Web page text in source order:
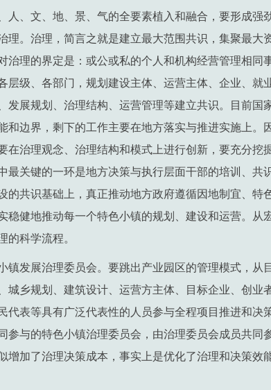
人、文、地、景、气的全要素植入和融合，要形成强
理。治理，简言之就是建立最大范围共识，集聚最大
治理的界定是：或公或私的个人和机构经营管理相同
层级、各部门，规划建设主体、运营主体、企业、就
发展规划、治理结构、运营管理等建立共识。目前国
和边界，剩下的工作主要在地方落实与推进实施上。
在治理观念、治理结构和模式上进行创新，要充分挖
最关键的一环是地方决策与执行层面干部的培训、共
的共识基础上，真正推动地方政府遵循因地制宜、特
稳健地推动每一个特色小镇的规划、建设和运营。从
的科学流程。
镇发展治理委员会。要跳出产业园区的管理模式，从
城乡规划、建筑设计、运营方主体、目标企业、创业
代表等具有广泛代表性的人员参与全程项目推进和决
参与的特色小镇治理委员会，由治理委员会成员共同
增加了治理决策成本，事实上是优化了治理和决策效